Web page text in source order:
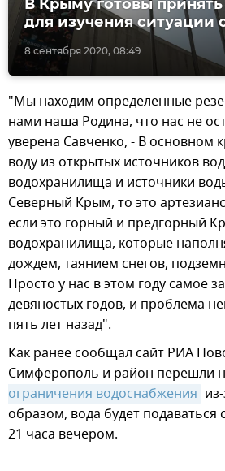
8 сентября 2020, 08:49
В Крыму готовы
для изучения ситуации
"Мы находим определенные
нами наша Родина, что нас не
уверена Савченко, - В основном
воду из открытых источников
водохранилища и источники
Северный Крым, то это
если это горный и предгорный
водохранилища, которые
дождем, таянием снегов,
Просто у нас в этом году самое
девяностых годов, и проблема
пять лет назад".
Как ранее сообщал сайт РИА
Симферополь и район перешли
ограничения водоснабжения
образом, вода будет подаваться
21 часа вечером.